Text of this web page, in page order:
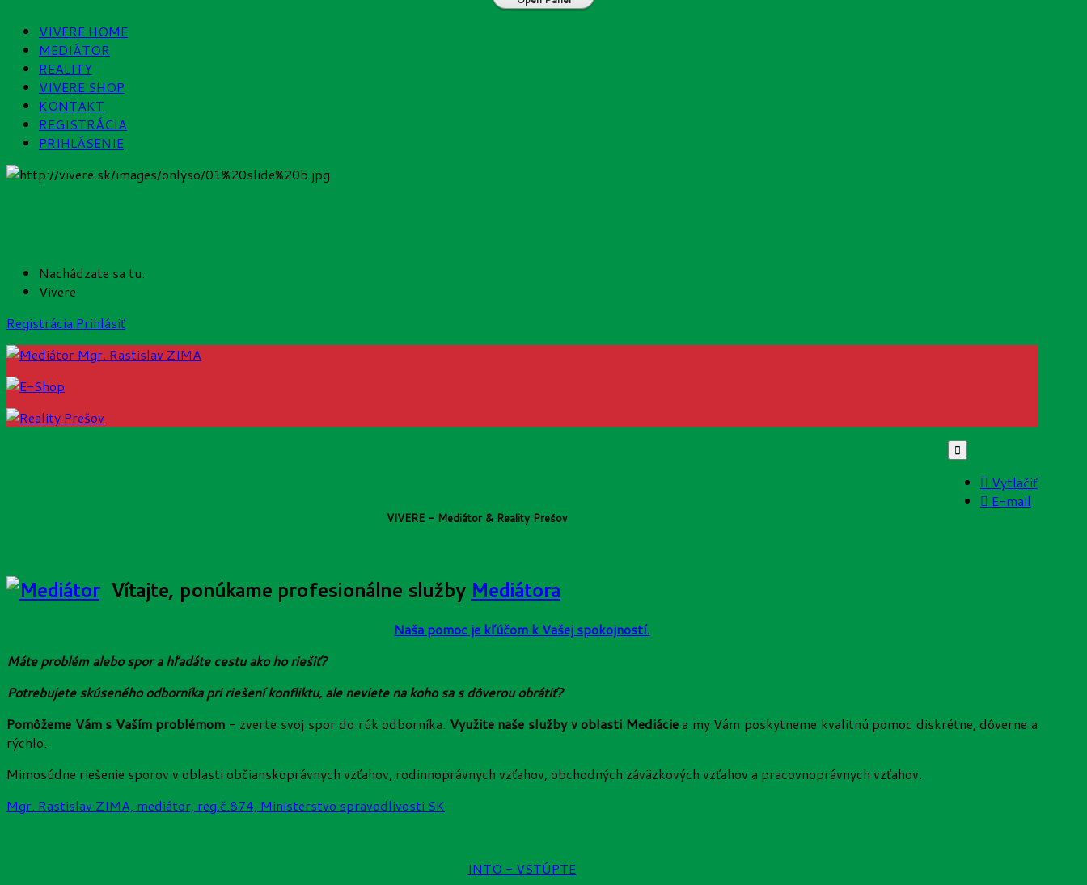
VIVERE HOME
MEDIÁTOR
REALITY
VIVERE SHOP
KONTAKT
REGISTRÁCIA
PRIHLÁSENIE
Nachádzate sa tu:
Vivere
Registrácia Prihlásiť
Vytlačiť
E-mail
VIVERE - Mediátor & Reality Prešov
Vítajte, ponúkame profesionálne služby Mediátora
Naša pomoc je kľúčom k Vašej spokojností.
Máte problém alebo spor a hľadáte cestu ako ho riešiť?
Potrebujete skúseného odborníka pri riešení konfliktu, ale neviete na koho sa s dôverou obrátiť?
Pomôžeme Vám s Vaším problémom - zverte svoj spor do rúk odborníka. Využite naše služby v oblasti Mediáciea my Vám poskytneme kvalitnú pomoc diskrétne, dôverne a
rýchlo.
Mimosúdne riešenie sporov v oblasti občianskoprávnych vzťahov, rodinnoprávnych vzťahov, obchodných záväzkových vzťahov a pracovnoprávnych vzťahov.
Mgr. Rastislav ZIMA, mediátor, reg.č.874, Ministerstvo spravodlivosti SK
INTO - VSTÚPTE